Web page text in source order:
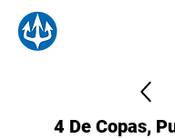
4 De Copas,